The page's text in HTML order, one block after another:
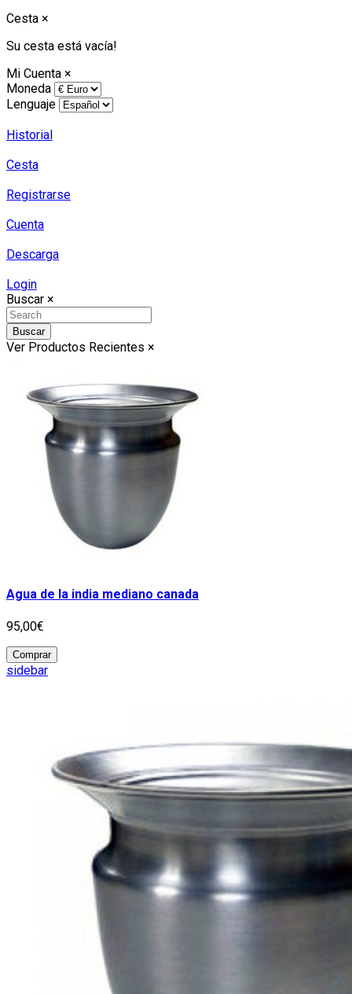
Cesta ×
Su cesta está vacía!
Mi Cuenta ×
Moneda
Lenguaje
Historial
Cesta
Registrarse
Cuenta
Descarga
Login
Buscar ×
Buscar
Ver Productos Recientes ×
Agua de la india mediano canada
95,00€
Comprar
sidebar